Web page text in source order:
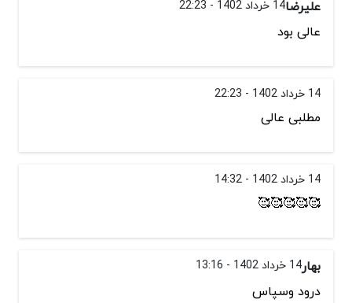
علیرضا14 خرداد 1402 - 22:23
عالی بود
14 خرداد 1402 - 22:23
مطلبی عالی
14 خرداد 1402 - 14:32
🥰🥰🥰🥰🥰
بهار14 خرداد 1402 - 13:16
درود وسپاس